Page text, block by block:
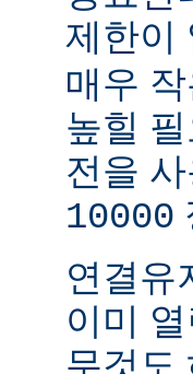
제한이
매우
높힐
전을
10000
연결유
이미
무것도